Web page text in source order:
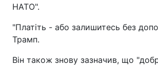
НАТО".
"Платіть - або залишитесь без
Трамп.
Він також знову зазначив, що